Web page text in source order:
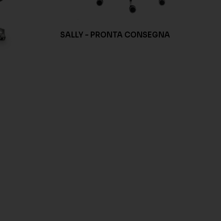
SALLY - PRONTA CONSEGNA